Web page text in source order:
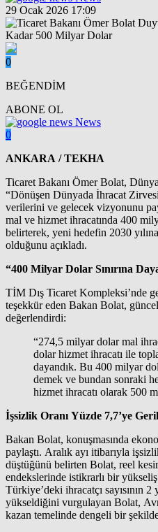
29 Ocak 2026 17:09
0
BEĞENDİM
ABONE OL
News
0
ANKARA / TEKHA
Ticaret Bakanı Ömer Bolat,
“Dönüşen Dünyada İhracat
verilerini ve gelecek vizyonunu
mal ve hizmet ihracatında 400
belirterek, yeni hedefin 2030
olduğunu açıkladı.
“400 Milyar Dolar Sınırına
TİM Dış Ticaret Kompleksi’nde
teşekkür eden Bakan Bolat,
değerlendirdi:
“274,5 milyar dolar mal
dolar hizmet ihracatı ile
dayandık. Bu 400 milyar
demek ve bundan sonraki
hizmet ihracatı olarak 500
İşsizlik Oranı Yüzde 7,7’ye
Bakan Bolat, konuşmasında
paylaştı. Aralık ayı itibarıyla
düştüğünü belirten Bolat, reel
endekslerinde istikrarlı bir
Türkiye’deki ihracatçı sayısının
yükseldiğini vurgulayan Bolat,
kazan temelinde dengeli bir